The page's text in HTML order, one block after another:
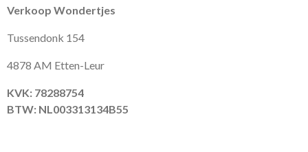
Verkoop Wondertjes
Tussendonk 154
4878 AM Etten-Leur
KVK: 78288754
BTW: NL003313134B55